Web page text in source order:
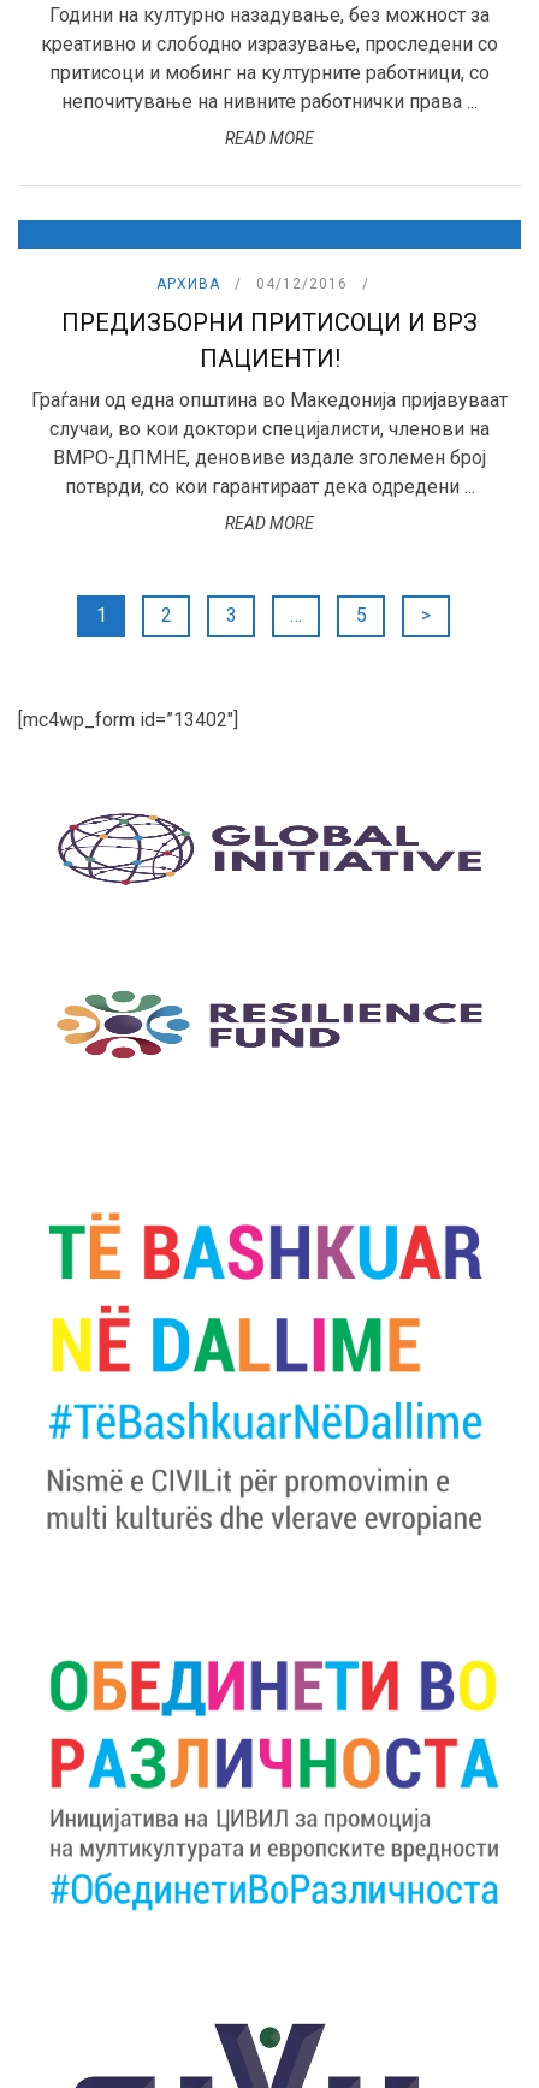
Години на културно назадување, без можност за
креативно и слободно изразување, проследени со
притисоци и мобинг на културните работници, со
непочитување на нивните работнички права ...
READ MORE
АРХИВА 04/12/2016
ПРЕДИЗБОРНИ ПРИТИСОЦИ И ВРЗ
ПАЦИЕНТИ!
Граѓани од една општина во Македонија пријавуваат
случаи, во кои доктори специјалисти, членови на
ВМРО-ДПМНЕ, деновиве издале зголемен број
потврди, со кои гарантираат дека одредени ...
READ MORE
Posts
1 2 3 … 5 >
[mc4wp_form id=”13402″]